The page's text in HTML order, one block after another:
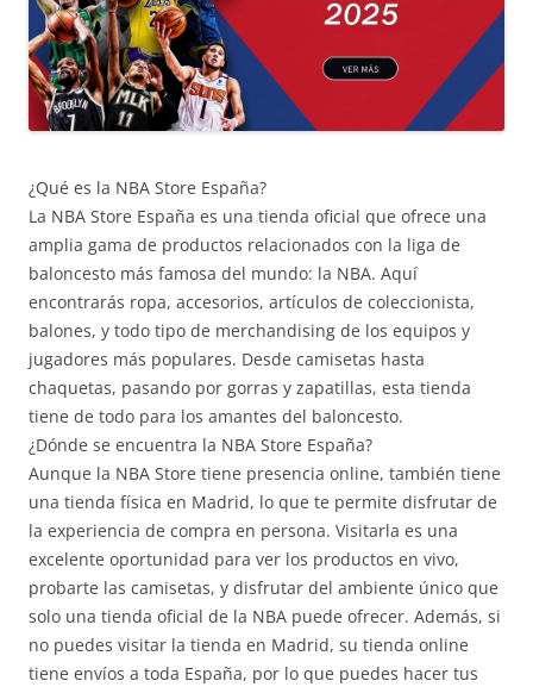
¿Qué es la NBA Store España?
La NBA Store España es una tienda oficial que ofrece una
amplia gama de productos relacionados con la liga de
baloncesto más famosa del mundo: la NBA. Aquí
encontrarás ropa, accesorios, artículos de coleccionista,
balones, y todo tipo de merchandising de los equipos y
jugadores más populares. Desde camisetas hasta
chaquetas, pasando por gorras y zapatillas, esta tienda
tiene de todo para los amantes del baloncesto.
¿Dónde se encuentra la NBA Store España?
Aunque la NBA Store tiene presencia online, también tiene
una tienda física en Madrid, lo que te permite disfrutar de
la experiencia de compra en persona. Visitarla es una
excelente oportunidad para ver los productos en vivo,
probarte las camisetas, y disfrutar del ambiente único que
solo una tienda oficial de la NBA puede ofrecer. Además, si
no puedes visitar la tienda en Madrid, su tienda online
tiene envíos a toda España, por lo que puedes hacer tus